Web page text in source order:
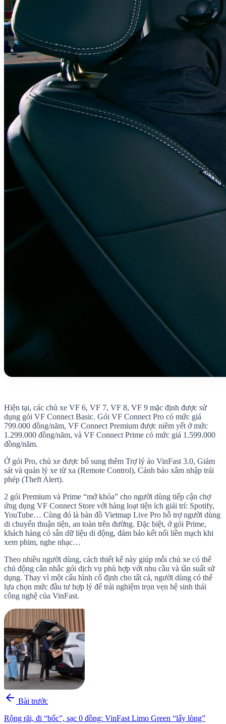
Hiện tại, các chủ xe VF 6, VF 7, VF 8, VF 9 mặc định được sử
dụng gói VF Connect Basic. Gói VF Connect Pro có mức giá
799.000 đồng/năm, VF Connect Premium được niêm yết ở mức
1.299.000 đồng/năm, và VF Connect Prime có mức giá 1.599.000
đồng/năm.
Ở gói Pro, chủ xe được bổ sung thêm Trợ lý ảo VinFast 3.0, Giám
sát và quản lý xe từ xa (Remote Control), Cảnh báo xâm nhập trái
phép (Theft Alert).
2 gói Premium và Prime “mở khóa” cho người dùng tiếp cận chợ
ứng dụng VF Connect Store với hàng loạt tiện ích giải trí: Spotify,
YouTube… Cùng đó là bản đồ Vietmap Live Pro hỗ trợ người dùng
di chuyển thuận tiện, an toàn trên đường. Đặc biệt, ở gói Prime,
khách hàng có sẵn dữ liệu di động, đảm bảo kết nối liền mạch khi
xem phim, nghe nhạc…
Theo nhiều người dùng, cách thiết kế này giúp mỗi chủ xe có thể
chủ động cân nhắc gói dịch vụ phù hợp với nhu cầu và tần suất sử
dụng. Thay vì một cấu hình cố định cho tất cả, người dùng có thể
lựa chọn mức đầu tư hợp lý để trải nghiệm trọn vẹn hệ sinh thái
công nghệ của VinFast.
arrow_back Bài trước
Rộng rãi, đi “bốc”, sạc 0 đồng: VinFast Limo Green “lấy lòng”